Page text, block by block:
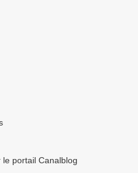
portail Canalblog